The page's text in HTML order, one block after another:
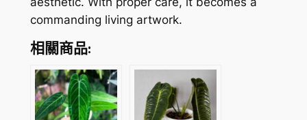
commanding living artwork.
相關商品: